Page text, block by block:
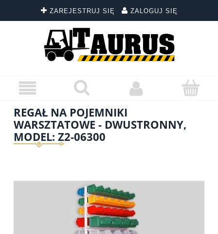
ZAREJESTRUJ SIĘ ZALOGUJ SIĘ
REGAŁ NA POJEMNIKI
WARSZTATOWE - DWUSTRONNY,
MODEL: Z2-06300